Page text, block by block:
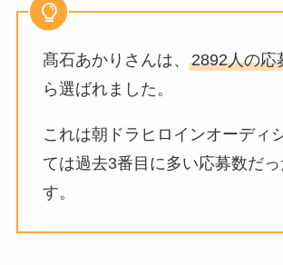
髙石あかりさんは、 2892人の応
ら選ばれました。
これは朝ドラヒロインオーディ
ては過去3番目に多い応募数だ
す。